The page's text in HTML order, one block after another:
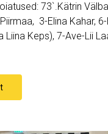
73`.Kätrin
3-Elina Kahar,
Liina Keps), 7-Ave-Lii